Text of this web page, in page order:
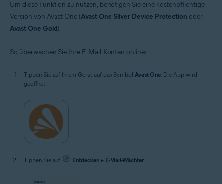
Um diese Funktion zu nutzen, benötigen Sie eine kostenpflichtige
Version von Avast One (Avast One Silver Device Protection oder
Avast One Gold).
So überwachen Sie Ihre E-Mail-Konten online:
Tippen Sie auf Ihrem Gerät auf das Symbol Avast One. Die App wird
geöffnet.
Tippen Sie auf Entdecken ▸ E-Mail-Wächter.